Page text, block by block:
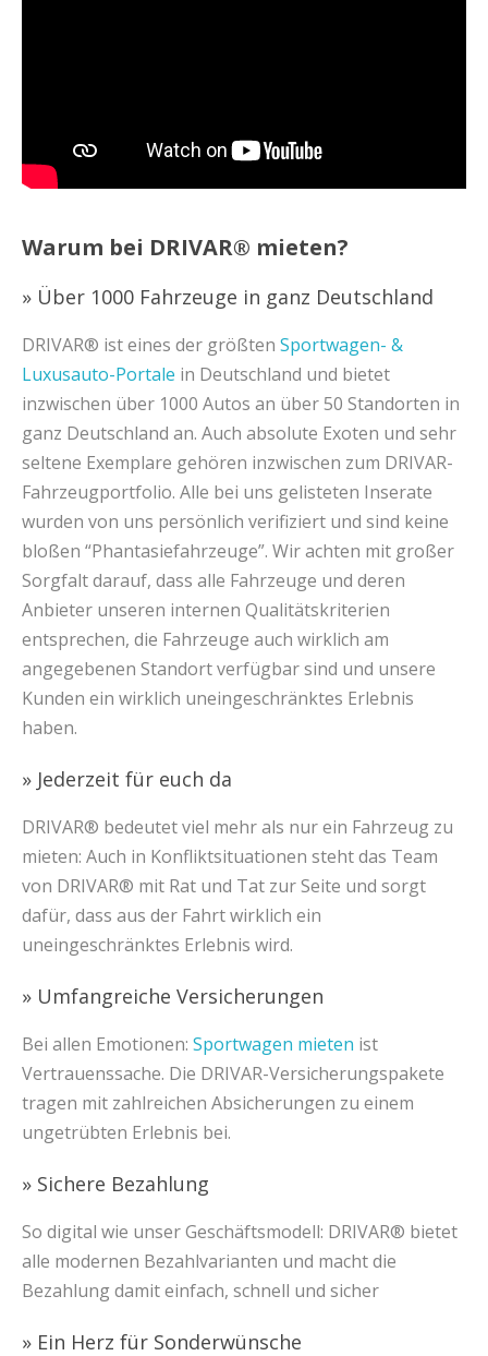
Warum bei DRIVAR® mieten?
» Über 1000 Fahrzeuge in ganz Deutschland
DRIVAR® ist eines der größten Sportwagen- &
Luxusauto-Portale in Deutschland und bietet
inzwischen über 1000 Autos an über 50 Standorten in
ganz Deutschland an. Auch absolute Exoten und sehr
seltene Exemplare gehören inzwischen zum DRIVAR-
Fahrzeugportfolio. Alle bei uns gelisteten Inserate
wurden von uns persönlich verifiziert und sind keine
bloßen “Phantasiefahrzeuge”. Wir achten mit großer
Sorgfalt darauf, dass alle Fahrzeuge und deren
Anbieter unseren internen Qualitätskriterien
entsprechen, die Fahrzeuge auch wirklich am
angegebenen Standort verfügbar sind und unsere
Kunden ein wirklich uneingeschränktes Erlebnis
haben.
» Jederzeit für euch da
DRIVAR® bedeutet viel mehr als nur ein Fahrzeug zu
mieten: Auch in Konfliktsituationen steht das Team
von DRIVAR® mit Rat und Tat zur Seite und sorgt
dafür, dass aus der Fahrt wirklich ein
uneingeschränktes Erlebnis wird.
» Umfangreiche Versicherungen
Bei allen Emotionen: Sportwagen mieten ist
Vertrauenssache. Die DRIVAR-Versicherungspakete
tragen mit zahlreichen Absicherungen zu einem
ungetrübten Erlebnis bei.
» Sichere Bezahlung
So digital wie unser Geschäftsmodell: DRIVAR® bietet
alle modernen Bezahlvarianten und macht die
Bezahlung damit einfach, schnell und sicher
» Ein Herz für Sonderwünsche